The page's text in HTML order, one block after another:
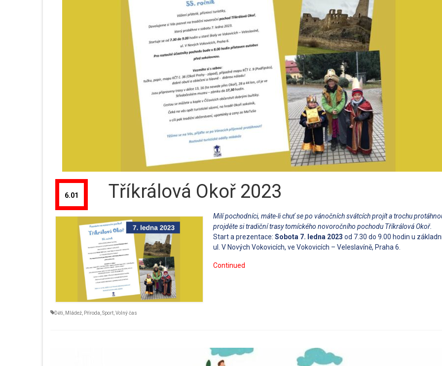
6.01 Tříkrálová Okoř 2023
Milí pochodníci, máte-li chuť se po vánočních svátcích projít a trochu
projděte si tradiční trasy tomíckého novoročního pochodu Tříkrálová Okoř.
Start a prezentace: Sobota 7. ledna 2023 od 7.30 do 9.00 hodin u
ul. V Nových Vokovicích, ve Vokovicích – Veleslavíně, Praha 6.
Continued
Děti Mládež Příroda Sport Volný čas